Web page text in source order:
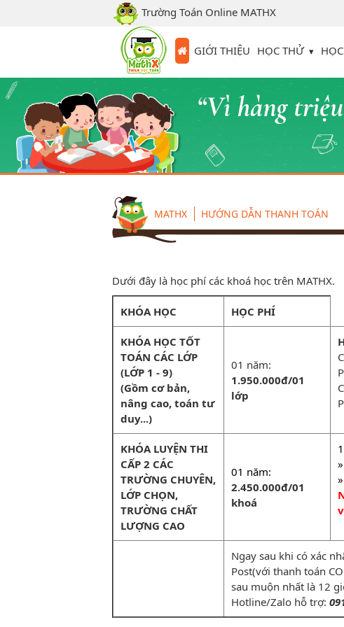
Trường Toán Online MATHX
GIỚI THIỆU HỌC THỬ
MATHX HƯỚNG DẪN THANH TOÁN
Dưới đây là học phí các khoá học trên MATHX.
KHÓA HỌC HỌC PHÍ
KHÓA HỌC TỐT
TOÁN CÁC LỚP
(LỚP 1 - 9)
(Gồm cơ bản,
nâng cao, toán tư
duy...)
01 năm:
1.950.000đ/01
lớp
KHÓA LUYỆN THI
CẤP 2 CÁC
TRƯỜNG CHUYÊN,
LỚP CHỌN,
TRƯỜNG CHẤT
LƯỢNG CAO
01 năm:
2.450.000đ/01
khoá
Ngay sau khi có xác
Post(với thanh toán
sau muộn nhất là 12
Hotline/Zalo hỗ trợ: